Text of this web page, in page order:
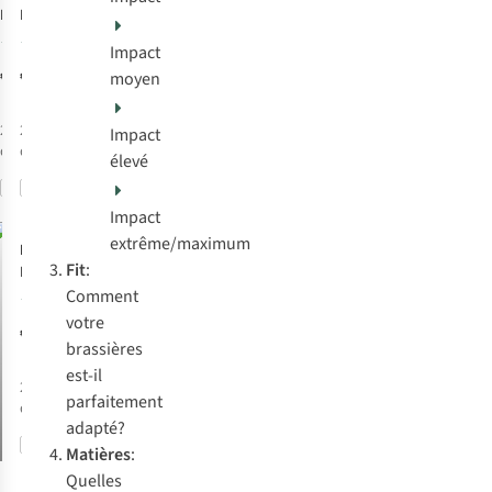
Brassière High
Support
Cup
€69,95
2
couleurs
disponibles
Brassière High
Support
Cup
€69,95
2
disponibles
Röhnisch
Brassière High
Support
Sportsbra C-
Cup
4
€69,95
2
couleurs
disponibles
Comparer
Impact
moyen
Impact
élevé
Impact
extrême/maximum
Fit:
Comment
votre
brassières
est-il
parfaitement
adapté?
Matières:
Quelles